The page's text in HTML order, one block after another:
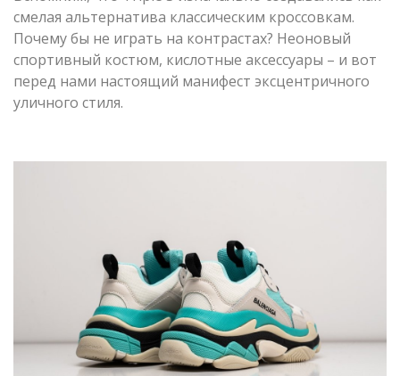
смелая альтернатива классическим кроссовкам.
Почему бы не играть на контрастах? Неоновый
спортивный костюм, кислотные аксессуары – и вот
перед нами настоящий манифест эксцентричного
уличного стиля.